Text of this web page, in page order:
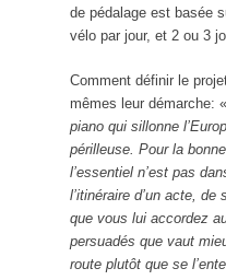
de pédalage est basée
vélo par jour, et 2 ou 3
Comment définir le
mêmes leur démarche: «
piano qui sillonne
périlleuse. Pour la
l’essentiel n’est pas
l’itinéraire d’un acte,
que vous lui accordez
persuadés que vaut
route plutôt que se